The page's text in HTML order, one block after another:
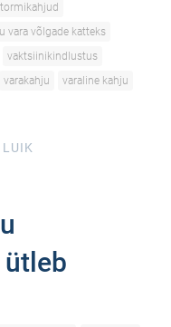
tormikahjud
vara võlgade katteks
vaktsiinikindlustus
varakahju
varaline kahju